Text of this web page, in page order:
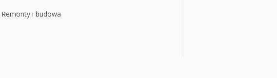
Remonty i budowa